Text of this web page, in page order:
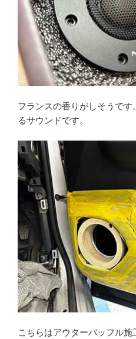
フランスの香りがしそうで
るサウンドです。
こちらはアウターバッフル施